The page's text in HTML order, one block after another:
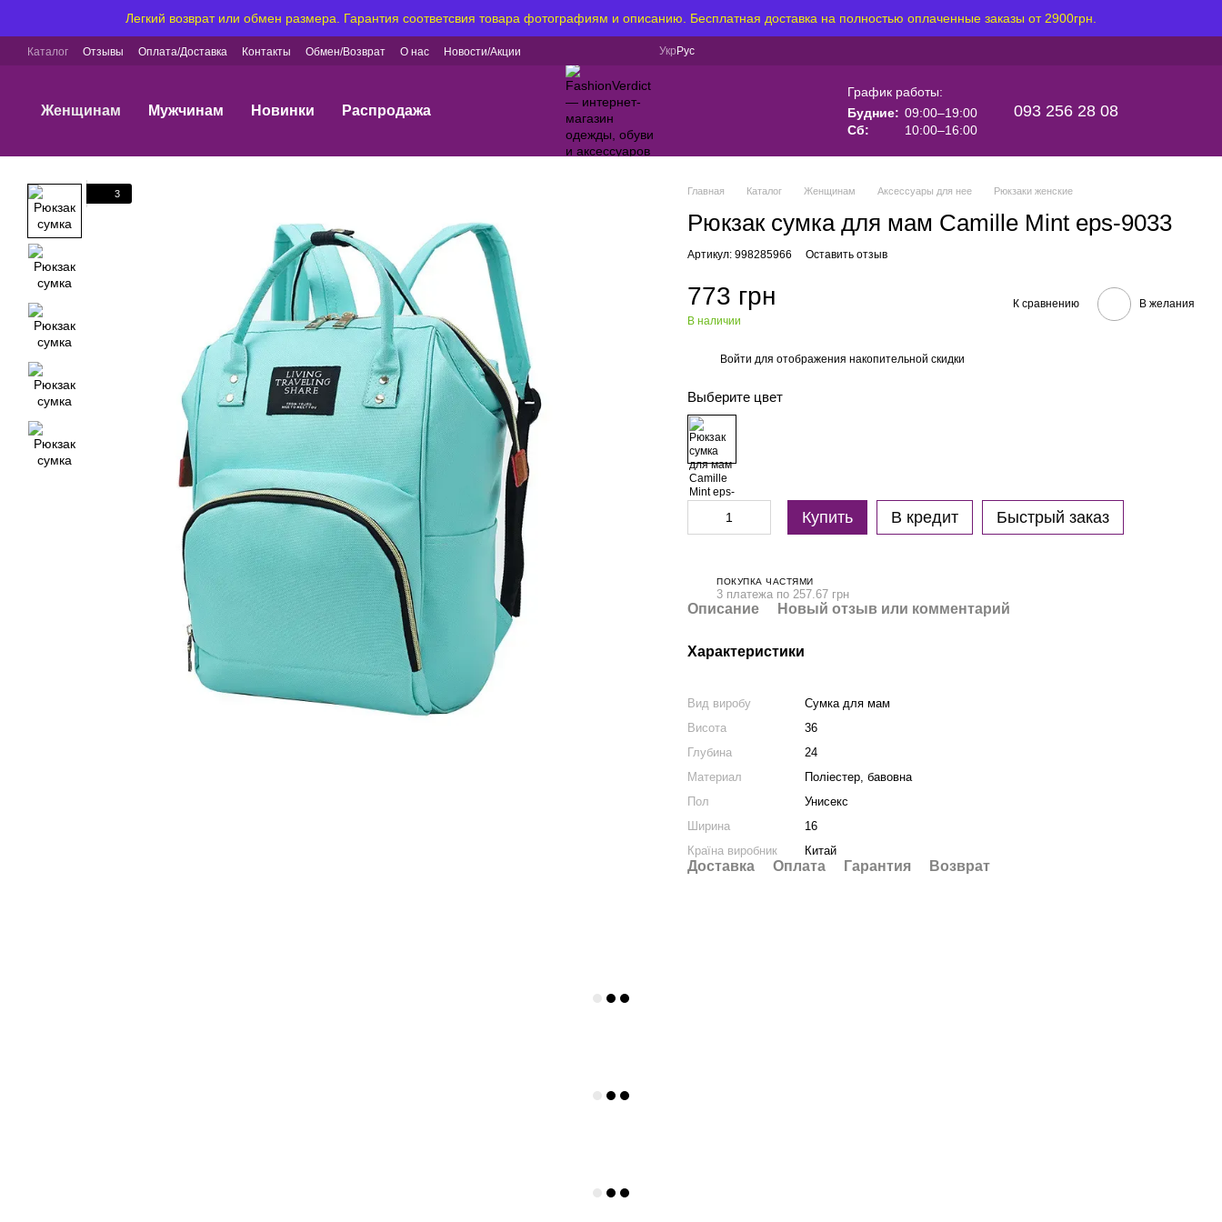
Перейти к основному контентуЛегкий возврат или обмен размера. Гарантия соответсвия товара фотографиям и описанию. Бесплатная доставка на полностью оплаченные заказы от 2900грн.
Каталог Отзывы Оплата/Доставка Контакты Обмен/Возврат О нас Новости/Акции Укр Рус
Женщинам Мужчинам Новинки Распродажа
График работы:
Будние: 09:00–19:00
Сб:
10:00–16:00
093 256 28 08
3 Главная Каталог Женщинам Аксессуары для нее Рюкзаки женские
Рюкзак сумка для мам Camille Mint eps-9033
Артикул: 998285966 Оставить отзыв
773 грн
В наличии
К сравнению В желания
Войти для отображения накопительной скидки
Выберите цвет
Купить В кредит Быстрый заказ
ПОКУПКА ЧАСТЯМИ
3 платежа по 257.67 грн
Описание Новый отзыв или комментарий
Характеристики
Вид виробу
Сумка для мам
Висота
36
Глубина
24
Материал
Поліестер, бавовна
Пол
Унисекс
Ширина
16
Країна виробник
Китай
Доставка Оплата Гарантия Возврат